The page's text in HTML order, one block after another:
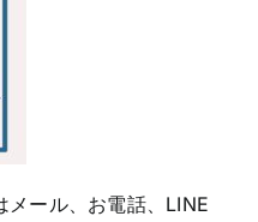
メール、お電話、LINE